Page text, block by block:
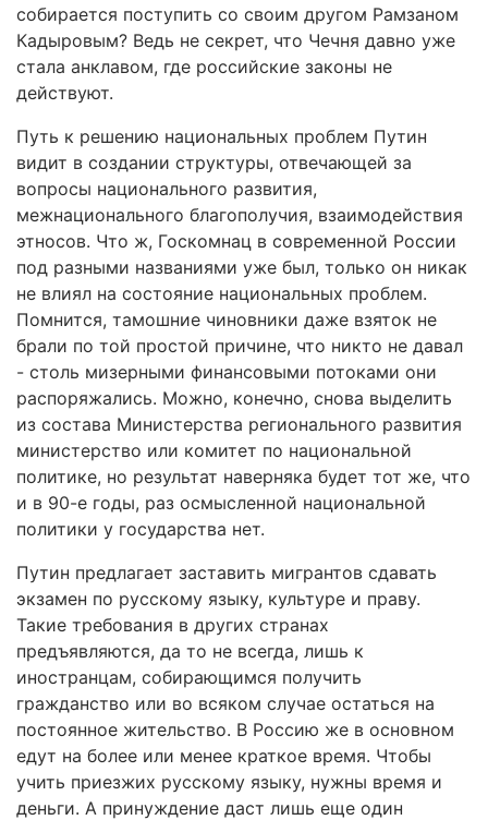
собирается поступить со своим другом Рамзаном
Кадыровым? Ведь не секрет, что Чечня давно уже
стала анклавом, где российские законы не
действуют.
Путь к решению национальных проблем Путин
видит в создании структуры, отвечающей за
вопросы национального развития,
межнационального благополучия, взаимодействия
этносов. Что ж, Госкомнац в современной России
под разными названиями уже был, только он никак
не влиял на состояние национальных проблем.
Помнится, тамошние чиновники даже взяток не
брали по той простой причине, что никто не давал
- столь мизерными финансовыми потоками они
распоряжались. Можно, конечно, снова выделить
из состава Министерства регионального развития
министерство или комитет по национальной
политике, но результат наверняка будет тот же, что
и в 90-е годы, раз осмысленной национальной
политики у государства нет.
Путин предлагает заставить мигрантов сдавать
экзамен по русскому языку, культуре и праву.
Такие требования в других странах
предъявляются, да то не всегда, лишь к
иностранцам, собирающимся получить
гражданство или во всяком случае остаться на
постоянное жительство. В Россию же в основном
едут на более или менее краткое время. Чтобы
учить приезжих русскому языку, нужны время и
деньги. А принуждение даст лишь еще один